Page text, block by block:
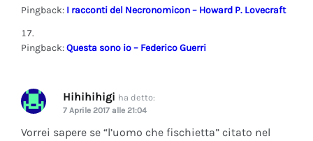
Pingback: I racconti del Necronomicon – Howard P. Lovecraft
Pingback:Questa sono io – Federico Guerri
Hihihihigi ha detto:
7 Aprile 2017 alle 21:04
Vorrei sapere se “l’uomo che fischietta” citato nel